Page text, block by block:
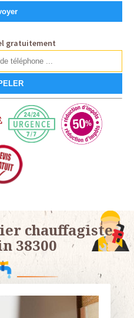
gratuitement
chauffagiste
38300